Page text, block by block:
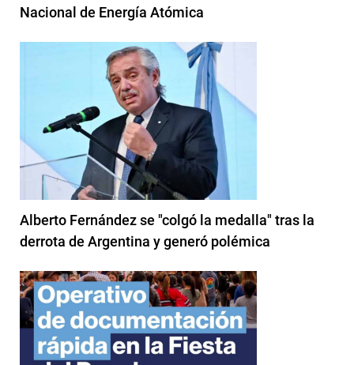
Nacional de Energía Atómica
Alberto Fernández se "colgó la medalla" tras la
derrota de Argentina y generó polémica